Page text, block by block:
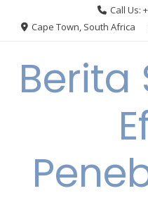
Call Us:
Cape Town, South Africa
Berita